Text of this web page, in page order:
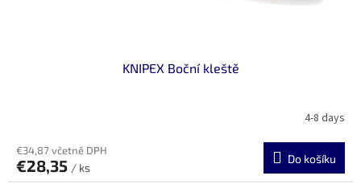
KNIPEX Boční kleště
4-8 days
€34,87 včetně DPH
€28,35 / ks
Do košíku